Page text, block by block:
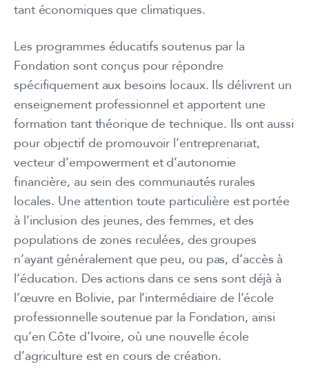
tant économiques que climatiques.
Les programmes éducatifs soutenus par la
Fondation sont conçus pour répondre
spécifiquement aux besoins locaux. Ils délivrent un
enseignement professionnel et apportent une
formation tant théorique de technique. Ils ont aussi
pour objectif de promouvoir l’entreprenariat,
vecteur d’empowerment et d’autonomie
financière, au sein des communautés rurales
locales. Une attention toute particulière est portée
à l’inclusion des jeunes, des femmes, et des
populations de zones reculées, des groupes
n’ayant généralement que peu, ou pas, d’accès à
l’éducation. Des actions dans ce sens sont déjà à
l’œuvre en Bolivie, par l’intermédiaire de l’école
professionnelle soutenue par la Fondation, ainsi
qu’en Côte d’Ivoire, où une nouvelle école
d’agriculture est en cours de création.